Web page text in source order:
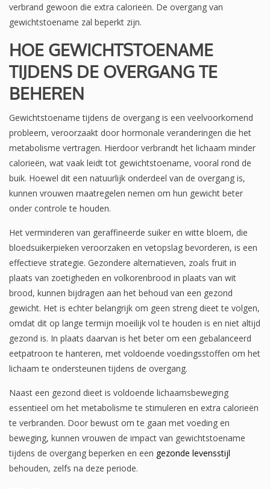
verbrand gewoon die extra calorieën. De overgang van
gewichtstoename zal beperkt zijn.
HOE GEWICHTSTOENAME
TIJDENS DE OVERGANG TE
BEHEREN
Gewichtstoename tijdens de overgang is een veelvoorkomend
probleem, veroorzaakt door hormonale veranderingen die het
metabolisme vertragen. Hierdoor verbrandt het lichaam minder
calorieën, wat vaak leidt tot gewichtstoename, vooral rond de
buik. Hoewel dit een natuurlijk onderdeel van de overgang is,
kunnen vrouwen maatregelen nemen om hun gewicht beter
onder controle te houden.
Het verminderen van geraffineerde suiker en witte bloem, die
bloedsuikerpieken veroorzaken en vetopslag bevorderen, is een
effectieve strategie. Gezondere alternatieven, zoals fruit in
plaats van zoetigheden en volkorenbrood in plaats van wit
brood, kunnen bijdragen aan het behoud van een gezond
gewicht. Het is echter belangrijk om geen streng dieet te volgen,
omdat dit op lange termijn moeilijk vol te houden is en niet altijd
gezond is. In plaats daarvan is het beter om een gebalanceerd
eetpatroon te hanteren, met voldoende voedingsstoffen om het
lichaam te ondersteunen tijdens de overgang.
Naast een gezond dieet is voldoende lichaamsbeweging
essentieel om het metabolisme te stimuleren en extra calorieën
te verbranden. Door bewust om te gaan met voeding en
beweging, kunnen vrouwen de impact van gewichtstoename
tijdens de overgang beperken en een gezonde levensstijl
behouden, zelfs na deze periode.